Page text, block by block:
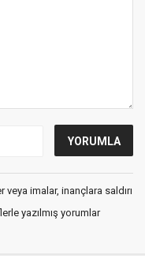
imalar, inançlara saldırı
yazılmış yorumlar